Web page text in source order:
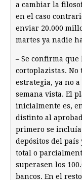
a cambiar la
en el caso
enviar 20.000
martes ya nadie
– Se confirma
cortoplazistas.
estrategia, ya no
semana vista. El
inicialmente es,
distinto al
primero se incluía
depósitos del
total o
superasen los
bancos. En el